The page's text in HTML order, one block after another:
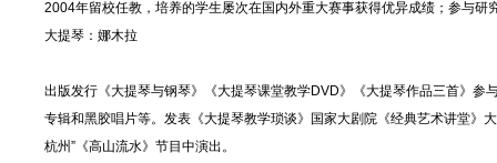
2004年留校任教，培养的学生屡次在国内外重大赛事获得优异成绩；参与研
大提琴：娜木拉
出版发行《大提琴与钢琴》《大提琴课堂教学DVD》《大提琴作品三首》
专辑和黑胶唱片等。发表《大提琴教学琐谈》国家大剧院《经典艺术讲堂》
杭州”《高山流水》节目中演出。